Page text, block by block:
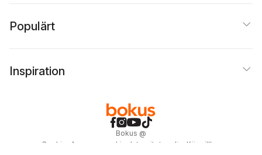
Populärt
Inspiration
Bokus @
Cookies
Anpassa cookies Integritetspolicy Köpvillkor